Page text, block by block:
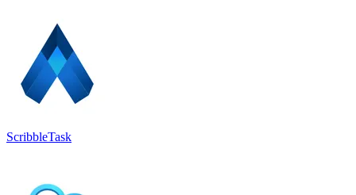
ScribbleTask